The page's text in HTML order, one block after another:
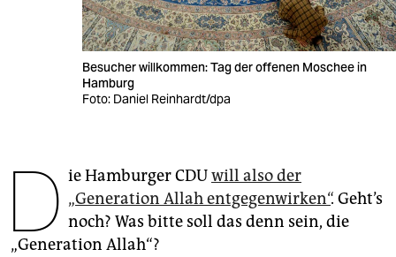
fragen & hilfe
unterstützen
epaper login
Besucher willkommen: Tag der offenen Moschee in
Hamburg
Foto: Daniel Reinhardt/dpa
D ie Hamburger CDUwill also der
„Generation Allah entgegenwirken“. Geht’s
noch? Was bitte soll das denn sein, die
„Generation Allah“?